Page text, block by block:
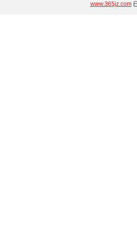
www.365jz.com